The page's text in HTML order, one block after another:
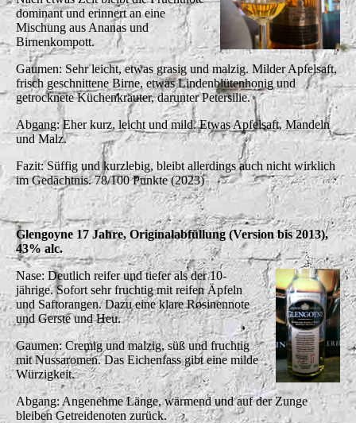
dominant und erinnert an eine
Mischung aus Ananas und
Birnenkompott.
Gaumen: Sehr leicht, etwas grasig und malzig. Milder Apfelsaft,
frisch geschnittene Birne, etwas Lindenblütenhonig und
getrocknete Küchenkräuter, darunter Petersilie.
Abgang: Eher kurz, leicht und mild. Etwas Apfelsaft, Mandeln
und Malz.
Fazit: Süffig und kurzlebig, bleibt allerdings auch nicht wirklich
im Gedächtnis. 78/100 Punkte (2023)
Glengoyne 17 Jahre, Originalabfüllung (Version bis 2013),
43% alc.
Nase: Deutlich reifer und tiefer als der 10-
jährige. Sofort sehr fruchtig mit reifen Äpfeln
und Saftorangen. Dazu eine klare Rosinennote
und Gerste und Heu.
Gaumen: Cremig und malzig, süß und fruchtig
mit Nussaromen. Das Eichenfass gibt eine milde
Würzigkeit.
Abgang: Angenehme Länge, wärmend und auf der Zunge
bleiben Getreidenoten zurück.